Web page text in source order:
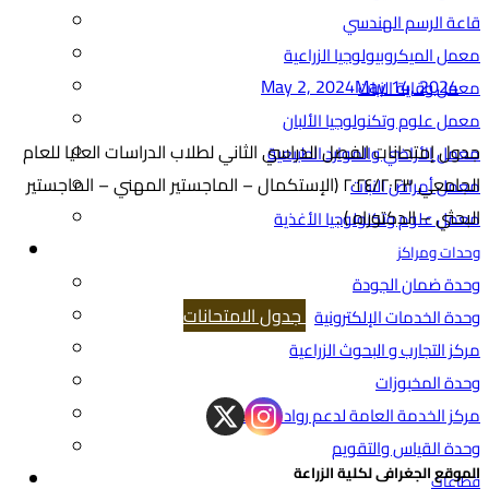
قاعة الرسم الهندسي
معمل الميكروبيولوجيا الزراعية
معمل وقاية النبات
معمل علوم وتكنولوجيا الألبان
معمل الأراضي والموارد الطبيعية
معمل أمراض النبات
معمل علوم وتكنولوجيا الأغذية
وحدات ومراكز
وحدة ضمان الجودة
وحدة الخدمات الإلكترونية
مركز التجارب و البحوث الزراعية
وحدة المخبوزات
مركز الخدمة العامة لدعم رواد الأعمال
وحدة القياس والتقويم
قطاعات
May 2, 2024May 14, 2024
جدول إمتحانات الفصل الدراسي الثاني لطلاب الدراسات العليا للعام
الجامعي ٢٠٢٤/٢٠٢٣ (الإستكمال – الماجستير المهني – الماجستير
البحثي – الدكتوراه ) .
جدول الامتحانات
الموقع الجغرافى لكلية الزراعة